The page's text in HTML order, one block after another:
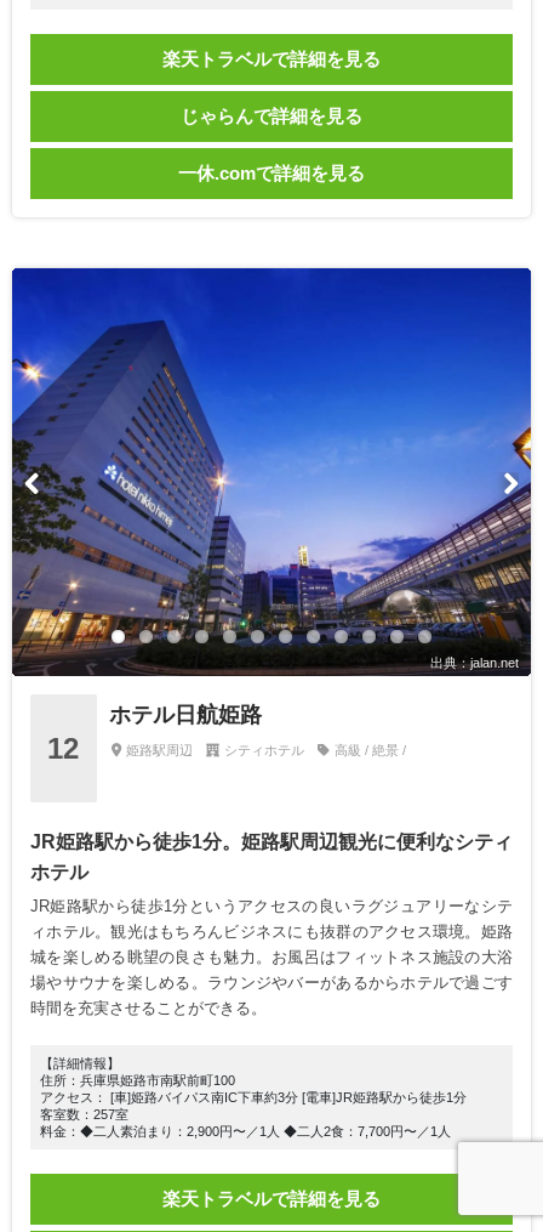
楽天トラベルで詳細を見る
じゃらんで詳細を見る
一休.comで詳細を見る
出典：jalan.net
12
ホテル日航姫路
姫路駅周辺 シティホテル 高級 / 絶景 /
JR姫路駅から徒歩1分。姫路駅周辺観光に便利なシティ
ホテル
JR姫路駅から徒歩1分というアクセスの良いラグジュアリーなシテ
ィホテル。観光はもちろんビジネスにも抜群のアクセス環境。姫路
城を楽しめる眺望の良さも魅力。お風呂はフィットネス施設の大浴
場やサウナを楽しめる。ラウンジやバーがあるからホテルで過ごす
時間を充実させることができる。
【詳細情報】
住所：兵庫県姫路市南駅前町100
アクセス： [車]姫路バイパス南IC下車約3分 [電車]JR姫路駅から徒歩1分
客室数：257室
料金：◆二人素泊まり：2,900円〜／1人 ◆二人2食：7,700円〜／1人
楽天トラベルで詳細を見る